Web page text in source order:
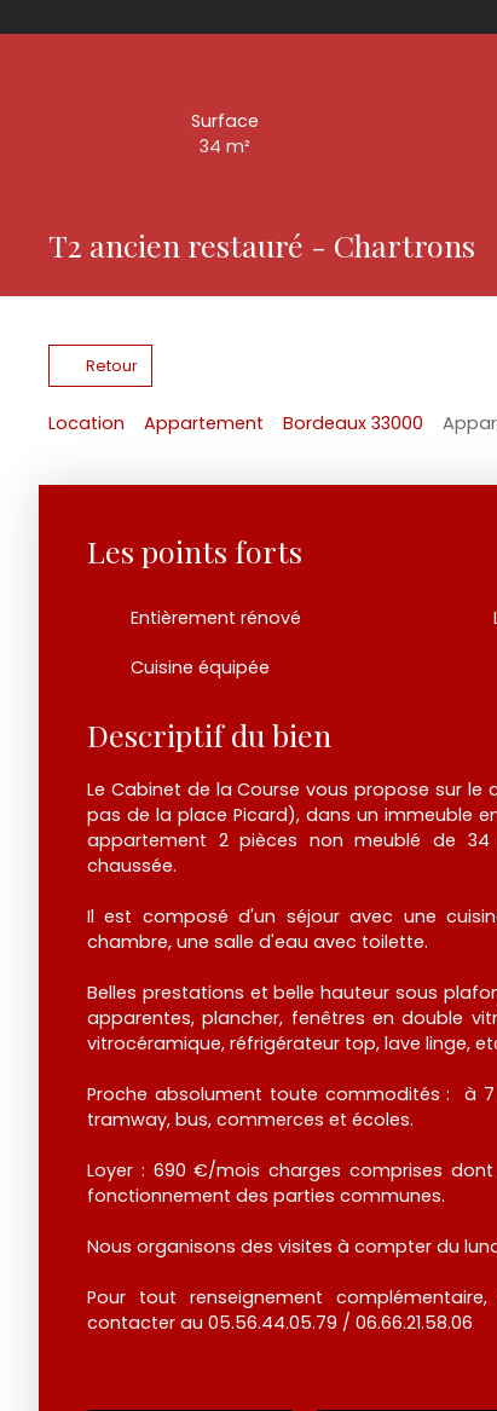
Surface
34m²
T2 ancien restauré - Chartrons
Retour
Location Appartement Bordeaux 33000
Les points forts
Entièrement rénové
Cuisine équipée
Descriptif du bien
Le Cabinet de la Course vous propose sur le
pas de la place Picard), dans un immeuble
appartement 2 pièces non meublé de
chaussée.
Il est composé d'un séjour avec une
chambre, une salle d'eau avec toilette.
Belles prestations et belle hauteur sous
apparentes, plancher, fenêtres en double
vitrocéramique, réfrigérateur top, lave linge,
Proche absolument toute commodités : à
tramway, bus, commerces et écoles.
Loyer : 690 €/mois charges comprises
fonctionnement des parties communes.
Nous organisons des visites à compter du
Pour tout renseignement
contacter au 05.56.44.05.79 / 06.66.21.58.06